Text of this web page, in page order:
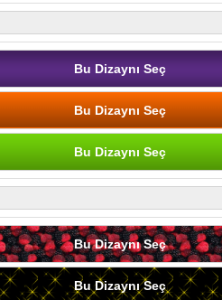
Bu Dizaynı Seç
Bu Dizaynı Seç
Bu Dizaynı Seç
Bu Dizaynı Seç
Bu Dizaynı Seç